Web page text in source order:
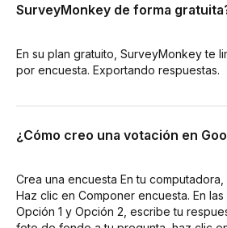
SurveyMonkey de forma
En su plan gratuito, SurveyMonkey te
por encuesta. Exportando respuestas.
¿Cómo creo una votación en
Crea una encuesta En tu
Haz clic en Componer encuesta. En
Opción 1 y Opción 2, escribe tu